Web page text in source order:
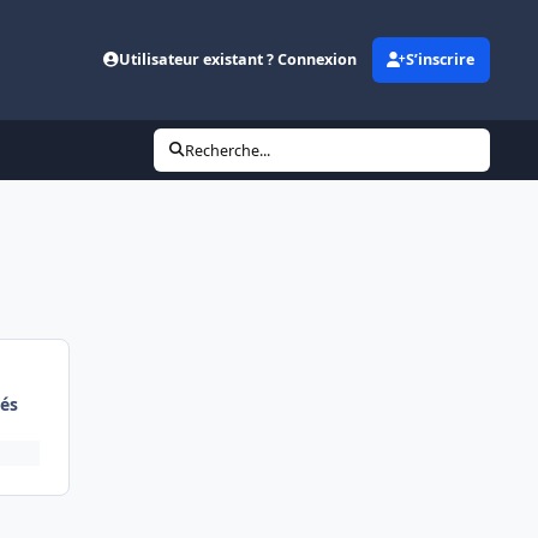
Utilisateur existant ? Connexion S’inscrire
Recherche...